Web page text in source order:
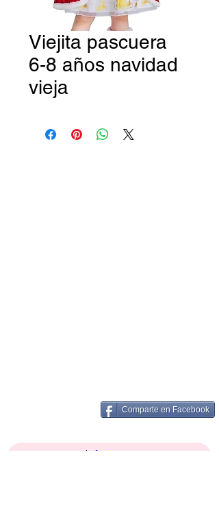
Viejita pascuera
6-8 años navidad
vieja
Comparte en Facebook